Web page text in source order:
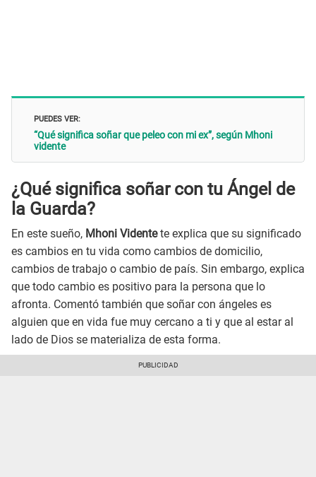
PUEDES VER:
“Qué significa soñar que peleo con mi ex”, según Mhoni
vidente
¿Qué significa soñar con tu Ángel de
la Guarda?
En este sueño, Mhoni Videntete explica que su significado
es cambios en tu vida como cambios de domicilio,
cambios de trabajo o cambio de país. Sin embargo, explica
que todo cambio es positivo para la persona que lo
afronta. Comentó también que soñar con ángeles es
alguien que en vida fue muy cercano a ti y que al estar al
lado de Dios se materializa de esta forma.